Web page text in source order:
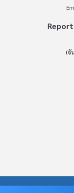
(จั
©